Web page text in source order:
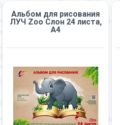
Альбом для рисования
ЛУЧ Zoo Слон 24 листа,
А4